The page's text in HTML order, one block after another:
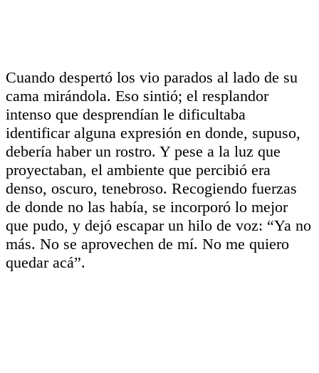
Cuando despertó los vio parados al lado de su
cama mirándola. Eso sintió; el resplandor
intenso que desprendían le dificultaba
identificar alguna expresión en donde, supuso,
debería haber un rostro. Y pese a la luz que
proyectaban, el ambiente que percibió era
denso, oscuro, tenebroso. Recogiendo fuerzas
de donde no las había, se incorporó lo mejor
que pudo, y dejó escapar un hilo de voz: “Ya no
más. No se aprovechen de mí. No me quiero
quedar acá”.